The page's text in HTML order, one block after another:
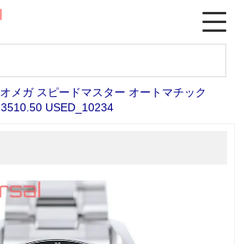
オメガ スピードマスター オートマチック
3510.50 USED_10234